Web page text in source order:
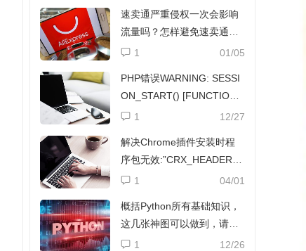
速卖通严重侵权一次会影响
流量吗？怎样避免速卖通侵
权？
01/05
1
PHP错误WARNING: SESSI
ON_START() [FUNCTION.
SESSION-START]解决方法
12/27
1
解决Chrome插件安装时程
序包无效:”CRX_HEADER_I
NVALID”
04/01
1
概括Python所有基础知识，
这几张神图可以做到，请收
下
12/26
1